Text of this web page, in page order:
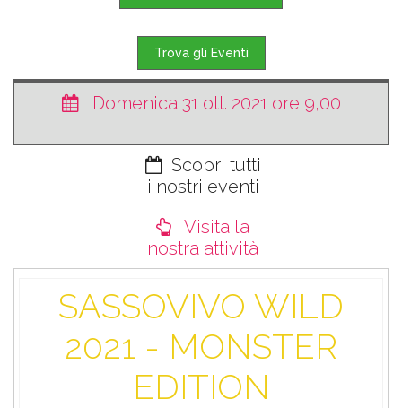
Trova gli Eventi
Domenica 31 ott. 2021 ore 9,00
Scopri tutti
i nostri eventi
Visita la
nostra attività
SASSOVIVO WILD
2021 - MONSTER
EDITION